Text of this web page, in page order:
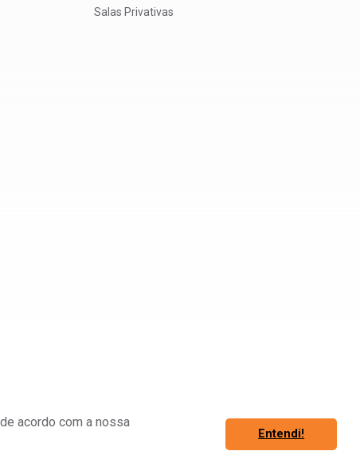
acordo com a nossa
Entendi!
Salas Privativas